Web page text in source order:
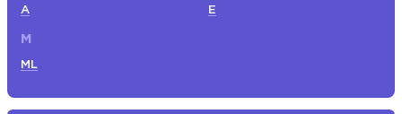
A E
M
ML